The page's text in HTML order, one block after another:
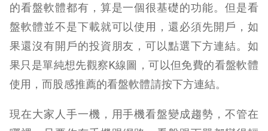
的看盤軟體都有，算是一個很基礎的功能。但是看
盤軟體並不是下載就可以使用，還必須先開戶，如
果還沒有開戶的投資朋友，可以點選下方連結。如
果只是單純想先觀察K線圖，可以但免費的看盤軟體
使用，而股感推薦的看盤軟體請按下方連結。
現在大家人手一機，用手機看盤變成趨勢，不管在